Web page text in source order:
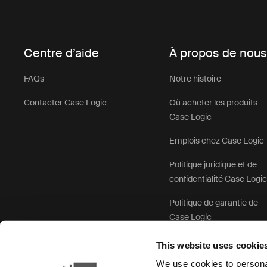
This website uses
We use cookies to
Centre d’aide
FAQs
Contacter Case Logic
À propos de nous
Notre histoire
Où acheter les produits
Case Logic
Emplois chez Case Logic
Politique juridique et de
confidentialité Case Logic
Politique de garantie de
Case Logic